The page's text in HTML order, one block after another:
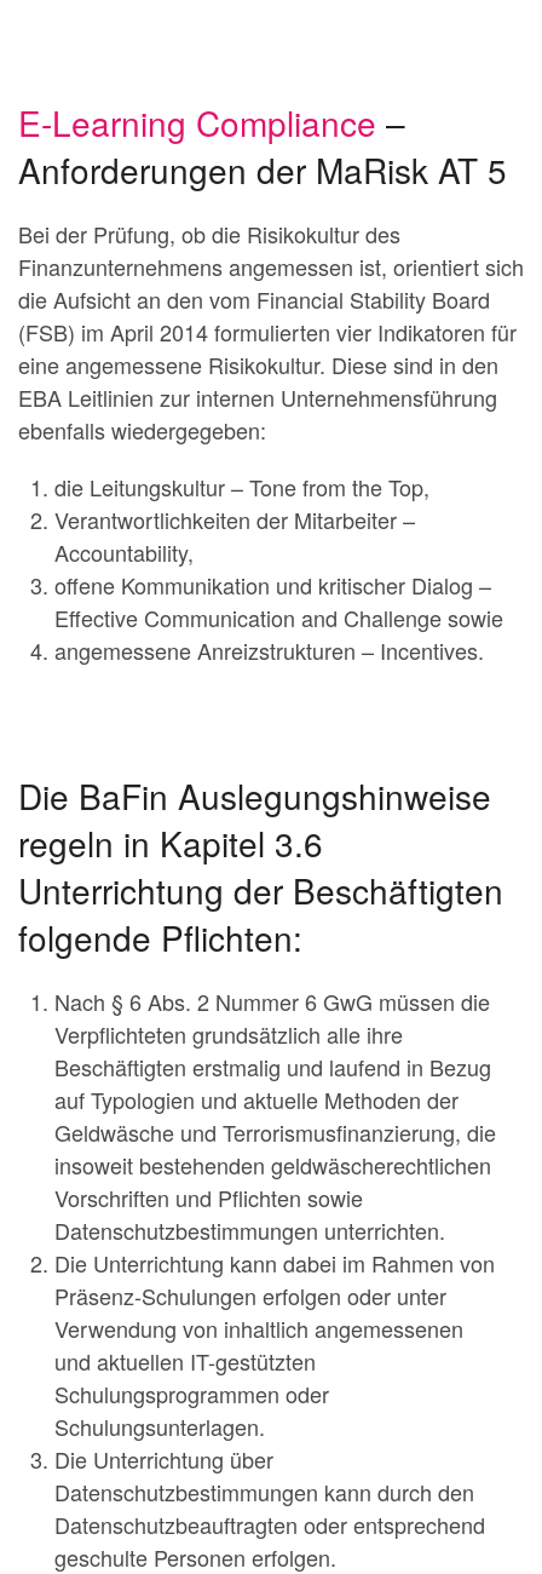
E-Learning Compliance –
Anforderungen der MaRisk AT 5
Bei der Prüfung, ob die Risikokultur des
Finanzunternehmens angemessen ist, orientiert sich
die Aufsicht an den vom Financial Stability Board
(FSB) im April 2014 formulierten vier Indikatoren für
eine angemessene Risikokultur. Diese sind in den
EBA Leitlinien zur internen Unternehmensführung
ebenfalls wiedergegeben:
die Leitungskultur – Tone from the Top,
Verantwortlichkeiten der Mitarbeiter –
Accountability,
offene Kommunikation und kritischer Dialog –
Effective Communication and Challenge sowie
angemessene Anreizstrukturen – Incentives.
Die BaFin Auslegungshinweise
regeln in Kapitel 3.6
Unterrichtung der Beschäftigten
folgende Pflichten:
Nach § 6 Abs. 2 Nummer 6 GwG müssen die
Verpflichteten grundsätzlich alle ihre
Beschäftigten erstmalig und laufend in Bezug
auf Typologien und aktuelle Methoden der
Geldwäsche und Terrorismusfinanzierung, die
insoweit bestehenden geldwäscherechtlichen
Vorschriften und Pflichten sowie
Datenschutzbestimmungen unterrichten.
Die Unterrichtung kann dabei im Rahmen von
Präsenz-Schulungen erfolgen oder unter
Verwendung von inhaltlich angemessenen
und aktuellen IT-gestützten
Schulungsprogrammen oder
Schulungsunterlagen.
Die Unterrichtung über
Datenschutzbestimmungen kann durch den
Datenschutzbeauftragten oder entsprechend
geschulte Personen erfolgen.